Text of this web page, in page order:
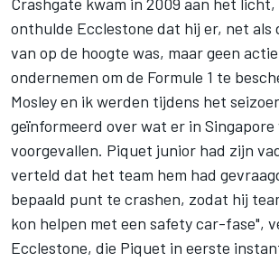
onthulde Ecclestone dat hij er, net als
van op de hoogte was, maar geen
ondernemen om de Formule 1 te
Mosley en ik werden tijdens het
geïnformeerd over wat er in Singapore
voorgevallen. Piquet junior had zijn
verteld dat het team hem had
bepaald punt te crashen, zodat hij
kon helpen met een safety car-fase",
Ecclestone, die Piquet in eerste